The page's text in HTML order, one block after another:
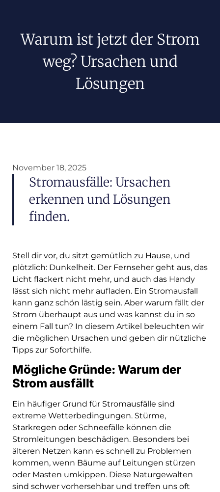
Warum ist jetzt der Strom
weg? Ursachen und
Lösungen
November 18, 2025
Stromausfälle: Ursachen
erkennen und Lösungen
finden.
Stell dir vor, du sitzt gemütlich zu Hause, und
plötzlich: Dunkelheit. Der Fernseher geht aus, das
Licht flackert nicht mehr, und auch das Handy
lässt sich nicht mehr aufladen. Ein Stromausfall
kann ganz schön lästig sein. Aber warum fällt der
Strom überhaupt aus und was kannst du in so
einem Fall tun? In diesem Artikel beleuchten wir
die möglichen Ursachen und geben dir nützliche
Tipps zur Soforthilfe.
Mögliche Gründe: Warum der
Strom ausfällt
Ein häufiger Grund für Stromausfälle sind
extreme Wetterbedingungen. Stürme,
Starkregen oder Schneefälle können die
Stromleitungen beschädigen. Besonders bei
älteren Netzen kann es schnell zu Problemen
kommen, wenn Bäume auf Leitungen stürzen
oder Masten umkippen. Diese Naturgewalten
sind schwer vorhersehbar und treffen uns oft